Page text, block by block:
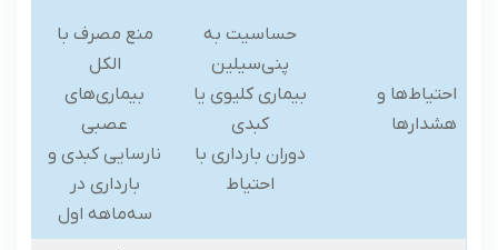
احتیاط‌ها و
هشدارها
حساسیت به
پنی‌سیلین
بیماری کلیوی یا
کبدی
دوران بارداری با
احتیاط
منع مصرف با
الکل
بیماری‌های
عصبی
نارسایی کبدی و
بارداری در
سه‌ماهه اول